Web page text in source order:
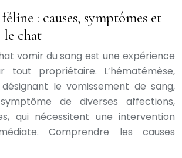
: causes, symptômes et
le chat
vomir du sang est une expérience
tout propriétaire. L’hématémèse,
le vomissement de sang,
de diverses affections,
qui nécessitent une intervention
Comprendre les causes